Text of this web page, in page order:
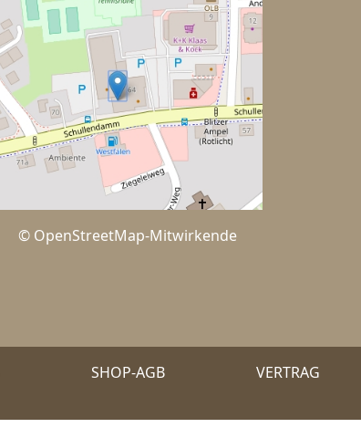
© OpenStreetMap-Mitwirkende
SHOP-AGB
VERTRAG